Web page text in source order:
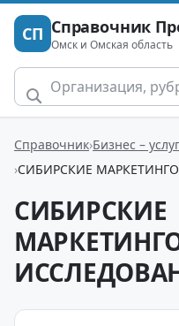
СП Справочник
Омск и Омская область
Справочник Бизнес –
СИБИРСКИЕ
СИБИРСКИЕ